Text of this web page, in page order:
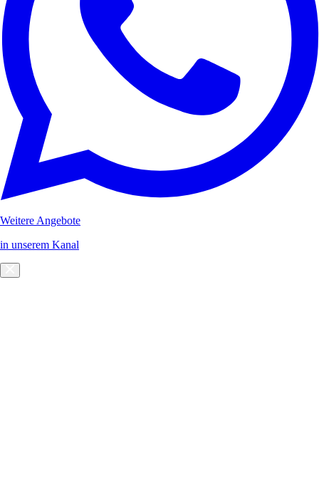
Weitere Angebote
in unserem Kanal